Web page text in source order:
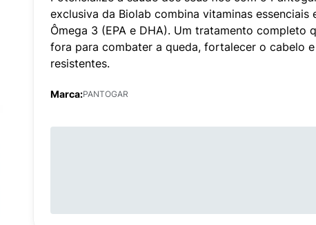
exclusiva da Biolab combina vitaminas
Ômega 3 (EPA e DHA). Um tratamento completo
fora para combater a queda, fortalecer o cabelo
resistentes.
Marca:PANTOGAR